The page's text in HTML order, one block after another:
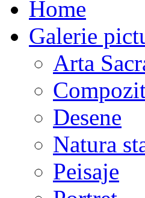
Home
Galerie
Arta
Desene
Natura
Peisaje